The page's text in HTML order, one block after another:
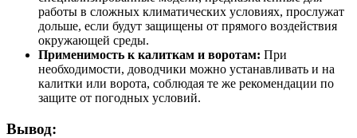
работы в сложных климатических условиях, прослужат
дольше, если будут защищены от прямого воздействия
окружающей среды.
Применимость к калиткам и воротам: При
необходимости, доводчики можно устанавливать и на
калитки или ворота, соблюдая те же рекомендации по
защите от погодных условий.
Вывод: